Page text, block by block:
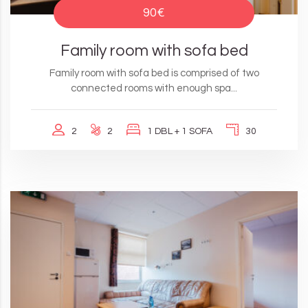
90€
Family room with sofa bed
Family room with sofa bed is comprised of two
connected rooms with enough spa...
2 2 1 DBL + 1 SOFA 30